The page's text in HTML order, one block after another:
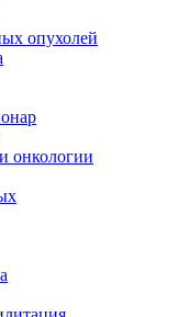
опухолей
онкологии